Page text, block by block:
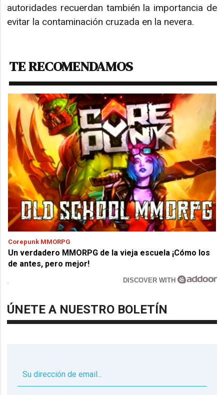
autoridades recuerdan también la importancia de
evitar la contaminación cruzada en la nevera.
TE RECOMENDAMOS
Corepunk MMORPG
Un verdadero MMORPG de la vieja escuela ¡Cómo los
de antes, pero mejor!
DISCOVER WITH
ÚNETE A NUESTRO BOLETÍN